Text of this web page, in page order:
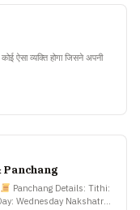
ऐसा व्यक्ति होगा जिसने अपनी
Panchang Details: Tithi:
Wednesday Nakshatra: